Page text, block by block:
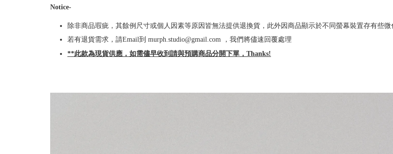
Notice-
除非商品瑕疵，其餘例尺寸或個人因素等原因皆無法提供退換貨，此外因商品顯示於不同螢幕裝置存有些
若有退貨需求，請Email到 murph.studio@gmail.com ，我們將儘速回覆處理
**此款為現貨供應，如需儘早收到請與預購商品分開下單，Thanks!